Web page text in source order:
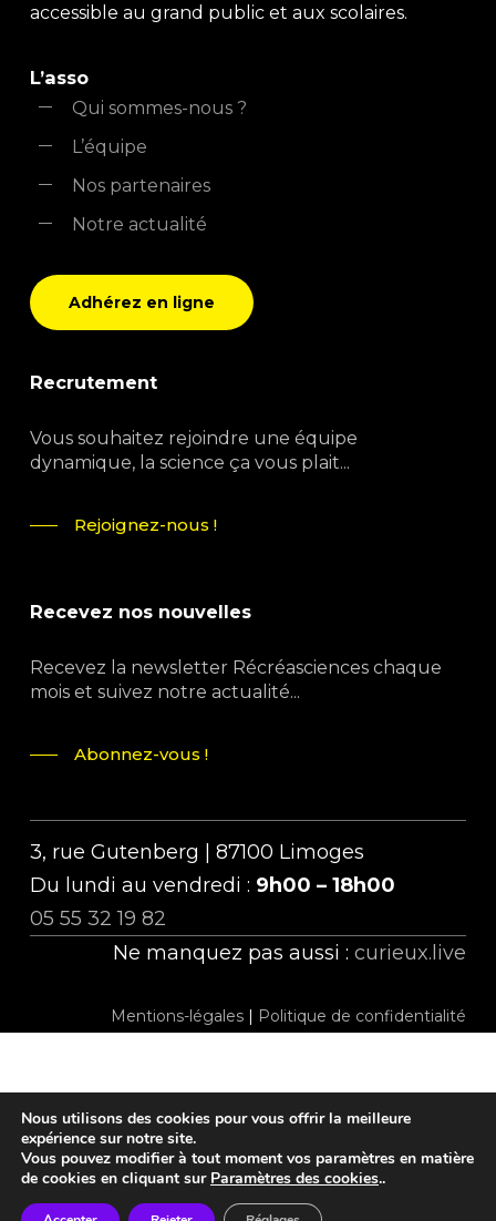
accessible au grand public et aux scolaires.
L’asso
Qui sommes-nous ?
L’équipe
Nos partenaires
Notre actualité
Adhérez en ligne
Recrutement
Vous souhaitez rejoindre une équipe
dynamique, la science ça vous plait...
Rejoignez-nous !
Recevez nos nouvelles
Recevez la newsletter Récréasciences chaque
mois et suivez notre actualité...
Abonnez-vous !
3, rue Gutenberg | 87100 Limoges
Du lundi au vendredi : 9h00 – 18h00
05 55 32 19 82
Ne manquez pas aussi :curieux.live
Mentions-légales | Politique de confidentialité
twitter facebook linkedin instagramtiktok
Nous utilisons des cookies pour vous offrir la meilleure
expérience sur notre site.
Vous pouvez modifier à tout moment vos paramètres en matière
de cookies en cliquant sur Paramètres des cookies..